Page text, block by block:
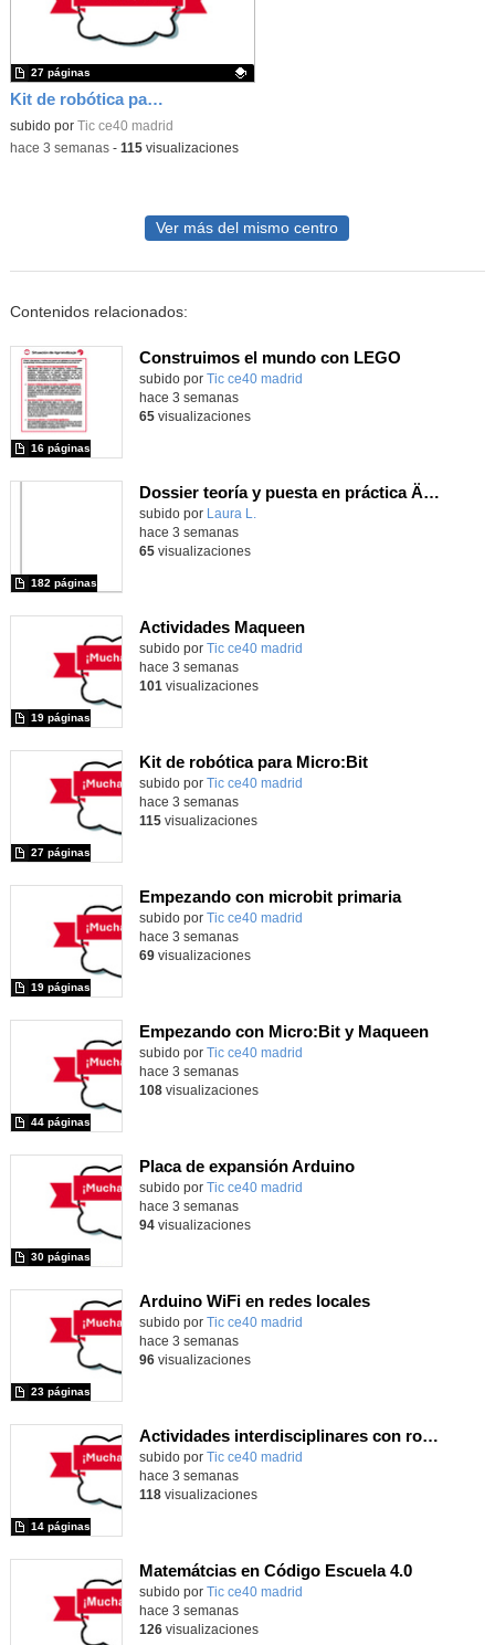
Kit de robótica para Micro:Bit
Contenido educativo.
subido por Tic ce40 madrid
27 páginas
-hace 3 semanas- 115visualizaciones
Ver más del mismo centro
Contenidos relacionados:
Construimos el mundo con LEGO
subido por Tic ce40 madrid
16 páginas
hace 3 semanas
65visualizaciones
Dossier teoría y puesta en práctica Äprendizaje Basado en Juegos en Educación Infantil y Primaria
Contenido educativo.
subido por Laura L.
182 páginas
hace 3 semanas
65visualizaciones
Actividades Maqueen
Contenido educativo.
subido por Tic ce40 madrid
19 páginas
hace 3 semanas
101 visualizaciones
Kit de robótica para Micro:Bit
Contenido educativo.
subido por Tic ce40 madrid
27 páginas
hace 3 semanas
115visualizaciones
Empezando con microbit primaria
Contenido educativo.
subido por Tic ce40 madrid
19 páginas
hace 3 semanas
69visualizaciones
Empezando con Micro:Bit y Maqueen
Contenido educativo.
subido por Tic ce40 madrid
44 páginas
hace 3 semanas
108visualizaciones
Placa de expansión Arduino
Contenido educativo.
subido por Tic ce40 madrid
30 páginas
hace 3 semanas
94visualizaciones
Arduino WiFi en redes locales
Contenido educativo.
subido por Tic ce40 madrid
23 páginas
hace 3 semanas
96visualizaciones
Actividades interdisciplinares con robótica y pensamiento computacional
Contenido educativo.
subido por Tic ce40 madrid
14 páginas
hace 3 semanas
118visualizaciones
Matemátcias en Código Escuela 4.0
Contenido educativo.
subido por Tic ce40 madrid
hace 3 semanas
126visualizaciones